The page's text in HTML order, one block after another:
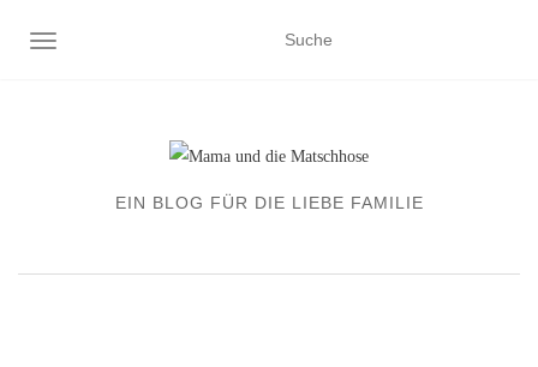
NAVIGATION EIN-/AUSSCHALTEN
EIN BLOG FÜR DIE LIEBE FAMILIE